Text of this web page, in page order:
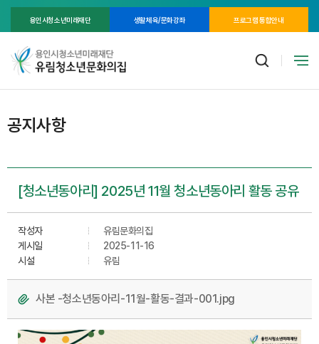
용인시청소년미래재단 생활체육/문화강좌 프로그램 통합안내
공지사항
[청소년동아리] 2025년 11월 청소년동아리 활동 공유
작성자
유림문화의집
게시일
2025-11-16
시설
유림
사본 -청소년동아리-11월-활동-결과-001.jpg